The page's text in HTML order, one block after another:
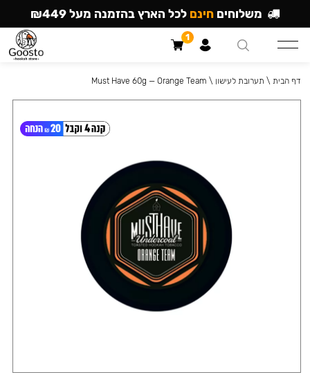
דף הבית \ תערובת לעישון \
Must Have 60g — Orange Team
משלוחים חינם לכל הארץ בהזמנה מעל ₪449
1